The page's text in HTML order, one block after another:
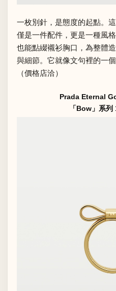
一枚別針，是態度的起點。
僅是一件配件，更是一種風
也能點綴襯衫胸口，為整體
與細節。它就像文句裡的一
（價格店洽）
Prada Eternal
「Bow」系